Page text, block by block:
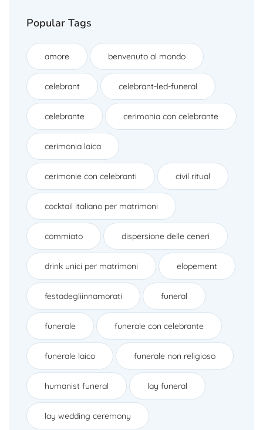
Popular Tags
amore benvenuto al mondo
celebrant celebrant-led-funeral
celebrante cerimonia con celebrante
cerimonia laica
cerimonie con celebranti civil ritual
cocktail italiano per matrimoni
commiato dispersione delle ceneri
drink unici per matrimoni elopement
festadegliinnamorati funeral
funerale funerale con celebrante
funerale laico funerale non religioso
humanist funeral lay funeral
lay wedding ceremony